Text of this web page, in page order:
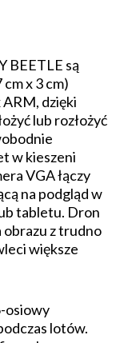
BEETLE są
x 3 cm)
dzięki
lub rozłożyć
w kieszeni
VGA łączy
na podgląd w
tabletu. Dron
obrazu z trudno
większe
osiowy
lotów.